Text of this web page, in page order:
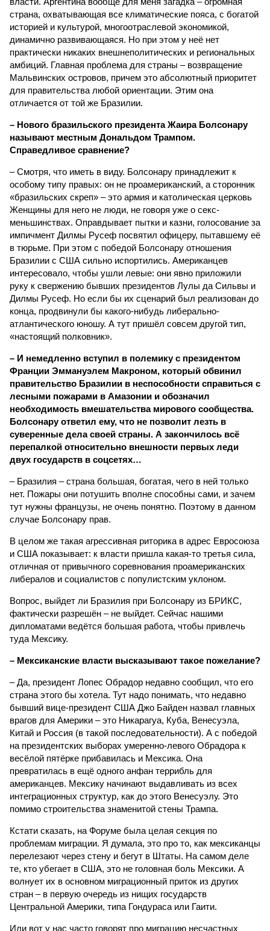
страна, охватывающая все климатические пояса, с богатой
историей и культурой, многоотраслевой экономикой,
динамично развивающаяся. Но при этом у неё нет
практически никаких внешнеполитических и региональных
амбиций. Главная проблема для страны – возвращение
Мальвинских островов, причем это абсолютный приоритет
для правительства любой ориентации. Этим она
отличается от той же Бразилии.
– Нового бразильского президента Жаира Болсонару
называют местным Дональдом Трампом.
Справедливое сравнение?
– Смотря, что иметь в виду. Болсонару принадлежит к
особому типу правых: он не проамериканский, а сторонник
«бразильских скреп» – это армия и католическая церковь
Женщины для него не люди, не говоря уже о секс-
меньшинствах. Оправдывает пытки и казни, голосование за
импичмент Дилмы Русеф посвятил офицеру, пытавшему её
в тюрьме. При этом с победой Болсонару отношения
Бразилии с США сильно испортились. Американцев
интересовало, чтобы ушли левые: они явно приложили
руку к свержению бывших президентов Лулы да Сильвы и
Дилмы Русеф. Но если бы их сценарий был реализован до
конца, продвинули бы какого-нибудь либерально-
атлантического юношу. А тут пришёл совсем другой тип,
«настоящий полковник».
– И немедленно вступил в полемику с президентом
Франции Эммануэлем Макроном, который обвинил
правительство Бразилии в неспособности справиться с
лесными пожарами в Амазонии и обозначил
необходимость вмешательства мирового сообщества.
Болсонару ответил ему, что не позволит лезть в
суверенные дела своей страны. А закончилось всё
перепалкой относительно внешности первых леди
двух государств в соцсетях…
– Бразилия – страна большая, богатая, чего в ней только
нет. Пожары они потушить вполне способны сами, и зачем
тут нужны французы, не очень понятно. Поэтому в данном
случае Болсонару прав.
В целом же такая агрессивная риторика в адрес Евросоюза
и США показывает: к власти пришла какая-то третья сила,
отличная от привычного соревнования проамериканских
либералов и социалистов с популистским уклоном.
Вопрос, выйдет ли Бразилия при Болсонару из БРИКС,
фактически разрешён – не выйдет. Сейчас нашими
дипломатами ведётся большая работа, чтобы привлечь
туда Мексику.
– Мексиканские власти высказывают такое пожелание?
– Да, президент Лопес Обрадор недавно сообщил, что его
страна этого бы хотела. Тут надо понимать, что недавно
бывший вице-президент США Джо Байден назвал главных
врагов для Америки – это Никарагуа, Куба, Венесуэла,
Китай и Россия (в такой последовательности). А с победой
на президентских выборах умеренно-левого Обрадора к
весёлой пятёрке прибавилась и Мексика. Она
превратилась в ещё одного анфан террибль для
американцев. Мексику начинают выдавливать из всех
интеграционных структур, как до этого Венесуэлу. Это
помимо строительства знаменитой стены Трампа.
Кстати сказать, на Форуме была целая секция по
проблемам миграции. Я думала, это про то, как мексиканцы
перелезают через стену и бегут в Штаты. На самом деле
те, кто убегает в США, это не головная боль Мексики. А
волнует их в основном миграционный приток из других
стран – в первую очередь из нищих государств
Центральной Америки, типа Гондураса или Гаити.
Или вот у нас часто говорят про миграцию несчастных